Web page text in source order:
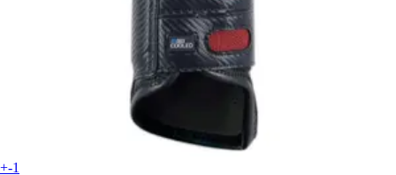
+-1